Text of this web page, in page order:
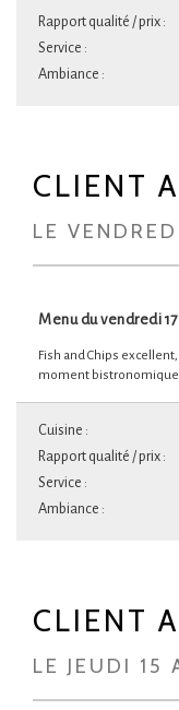
Rapport qualité / prix :
Service :
Ambiance :
CLIENT A
LE
Menu du vendredi 17
Fish and Chips
moment bistronomique
Cuisine :
Rapport qualité / prix :
Service :
Ambiance :
CLIENT A
LE JEUDI 15